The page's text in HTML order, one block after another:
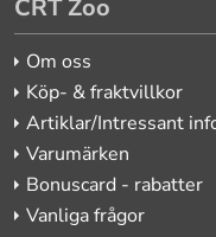
CRT Zoo
Om oss
Köp- & fraktvillkor
Artiklar/Intressant
Varumärken
Bonuscard - rabatter
Vanliga frågor